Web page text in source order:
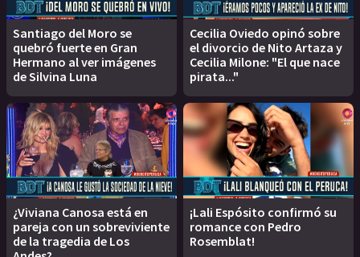
Santiago del Moro se
quebró fuerte en Gran
Hermano al ver imágenes
de Silvina Luna
Cecilia Oviedo opinó sobre
el divorcio de Nito Artaza y
Cecilia Milone: "El que nace
pirata..."
¿Viviana Canosa está en
pareja con un sobreviviente
de la tragedia de Los
¡Lali Espósito confirmó su
romance con Pedro
Rosemblat!